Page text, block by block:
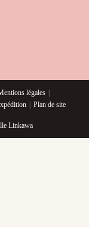
légales
Plan de site
Linkawa